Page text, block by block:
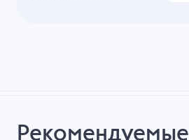
Рекомендуемые